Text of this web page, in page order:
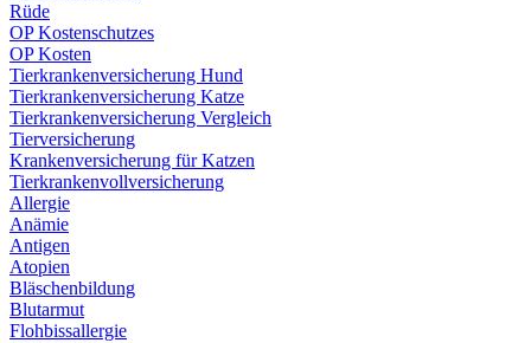
Rüde
OP Kostenschutzes
OP Kosten
Tierkrankenversicherung Hund
Tierkrankenversicherung Katze
Tierkrankenversicherung Vergleich
Tierversicherung
Krankenversicherung für Katzen
Tierkrankenvollversicherung
Allergie
Anämie
Antigen
Atopien
Bläschenbildung
Blutarmut
Flohbissallergie